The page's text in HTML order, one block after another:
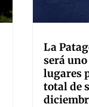
La
será
lugares
total de